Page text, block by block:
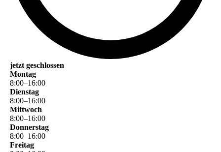
jetzt geschlossen
Montag
8:00–16:00
Dienstag
8:00–16:00
Mittwoch
8:00–16:00
Donnerstag
8:00–16:00
Freitag